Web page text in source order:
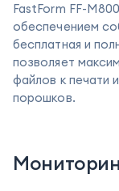
FastForm FF-
обеспечением
бесплатная и
позволяет
файлов к печати
порошков.